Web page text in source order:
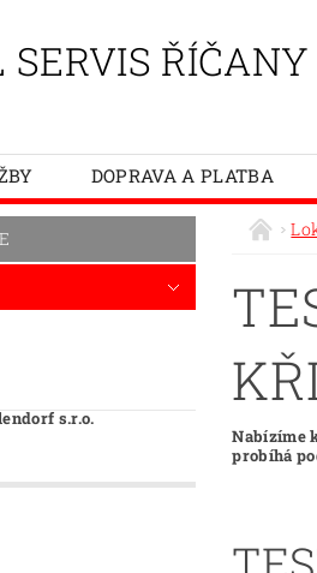
SERVIS ŘÍČANY
DOPRAVA A PLATBA
s.r.o.
Nabízíme
probíhá